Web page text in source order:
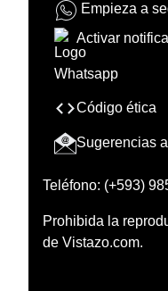
Empieza a
Activar
Código ética
Sugerencias
Teléfono: (+593)
Prohibida la
de Vistazo.com.